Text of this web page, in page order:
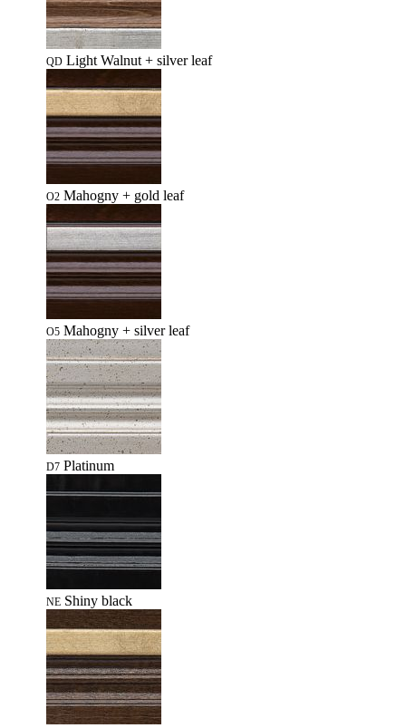
QD Light Walnut + silver leaf
O2 Mahogny + gold leaf
O5 Mahogny + silver leaf
D7 Platinum
NE Shiny black